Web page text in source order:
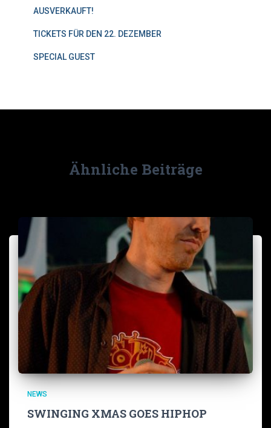
AUSVERKAUFT!
TICKETS FÜR DEN 22. DEZEMBER
SPECIAL GUEST
Ähnliche Beiträge
NEWS
SWINGING XMAS GOES HIPHOP